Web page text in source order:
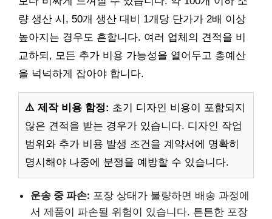
량 생산 시, 50개 생산 대비 1개당 단가가 2배 이상
높아지는 경우도 흔합니다. 여러 업체의 견적을 비
교하되, 모든 추가 비용 가능성을 열어두고 총예산
을 넉넉하게 잡아야 합니다.
⚠️ 제작 비용 함정: 초기 디자인 비용이 포함되지
않은 견적을 받는 경우가 있습니다. 디자인 작업
범위와 추가 비용 발생 조건을 계약서에 명확히
명시해야 나중에 분쟁을 예방할 수 있습니다.
운송 중 파손: 포장 상태가 불량하면 배송 과정에
서 제품이 파손될 위험이 있습니다. 튼튼한 포장